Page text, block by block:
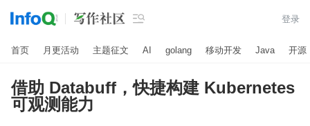
 登录
首页 月更活动 主题征文 AI golang 移动开发 Java 开源
借助 Databuff，快捷构建 Kubernetes
可观测能力